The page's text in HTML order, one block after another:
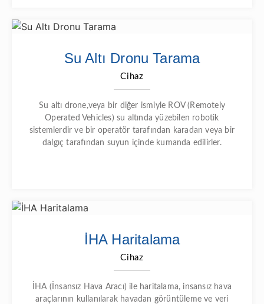
Su Altı Dronu Tarama
Cihaz
Su altı drone,veya bir diğer ismiyle ROV (Remotely
Operated Vehicles) su altında yüzebilen robotik
sistemlerdir ve bir operatör tarafından karadan veya bir
dalgıç tarafından suyun içinde kumanda edilirler.
İHA Haritalama
Cihaz
İHA (İnsansız Hava Aracı) ile haritalama, insansız hava
araçlarının kullanılarak havadan görüntüleme ve veri